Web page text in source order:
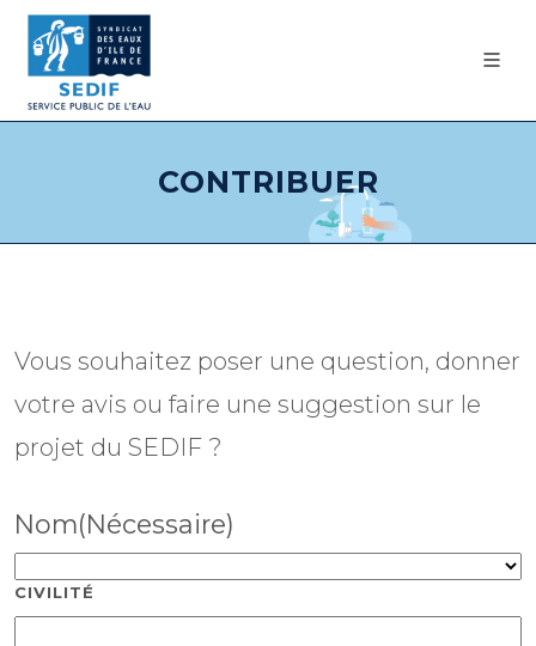
CONTRIBUER
Vous souhaitez poser une question, donner
votre avis ou faire une suggestion sur le
projet du SEDIF ?
Nom(Nécessaire)
CIVILITÉ